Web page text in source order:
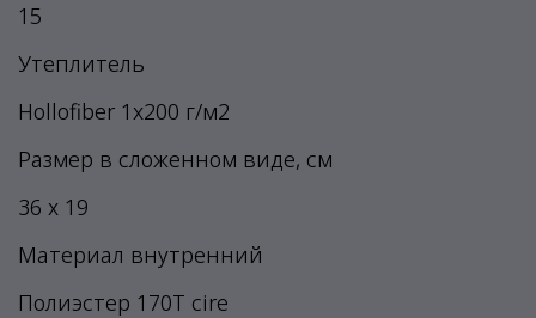
15
Утеплитель
Hollofiber 1x200 г/м2
Размер в сложенном виде, см
36 х 19
Материал внутренний
Полиэстер 170T cire